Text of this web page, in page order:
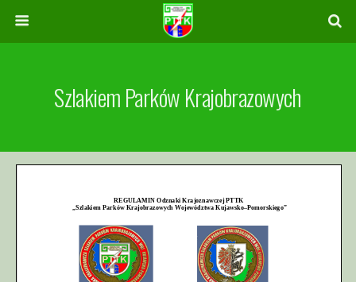
Szlakiem Parków Krajobrazowych